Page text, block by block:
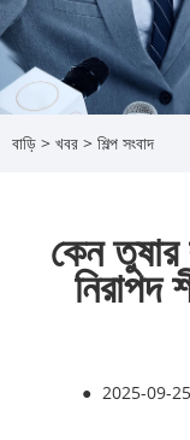
বাড়ি > খবর > শিল্প সংবাদ
কেন
নিরাপদ
● 2025-09-25